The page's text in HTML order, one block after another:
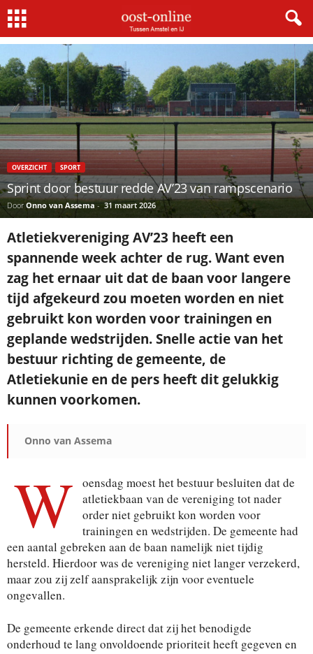
Home Sprint door bestuur redde AV’23 van rampscenario
OVERZICHT SPORT
Sprint door bestuur redde AV’23 van rampscenario
Door Onno van Assema - 31 maart 2026
Atletiekvereniging AV’23 heeft een
spannende week achter de rug. Want even
zag het ernaar uit dat de baan voor langere
tijd afgekeurd zou moeten worden en niet
gebruikt kon worden voor trainingen en
geplande wedstrijden. Snelle actie van het
bestuur richting de gemeente, de
Atletiekunie en de pers heeft dit gelukkig
kunnen voorkomen.
Onno van Assema
W
oensdag moest het bestuur besluiten dat de
atletiekbaan van de vereniging tot nader
order niet gebruikt kon worden voor
trainingen en wedstrijden. De gemeente had
een aantal gebreken aan de baan namelijk niet tijdig
hersteld. Hierdoor was de vereniging niet langer verzekerd,
maar zou zij zelf aansprakelijk zijn voor eventuele
ongevallen.
De gemeente erkende direct dat zij het benodigde
onderhoud te lang onvoldoende prioriteit heeft gegeven en